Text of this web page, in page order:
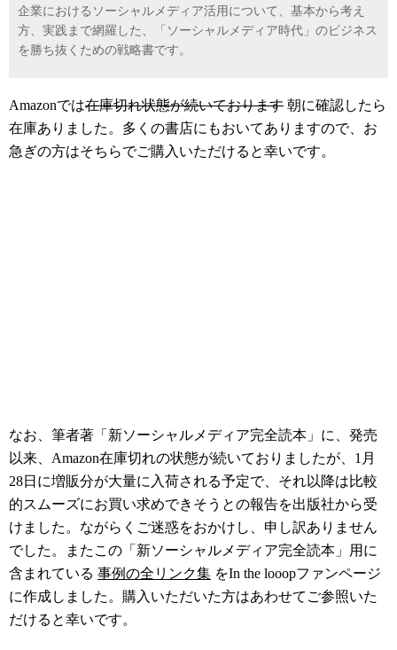
企業におけるソーシャルメディア活用について、基本から考え
方、実践まで網羅した、「ソーシャルメディア時代」のビジネス
を勝ち抜くための戦略書です。
Amazonでは在庫切れ状態が続いております 朝に確認したら
在庫ありました。多くの書店にもおいてありますので、お
急ぎの方はそちらでご購入いただけると幸いです。
なお、筆者著「新ソーシャルメディア完全読本」に、発売
以来、Amazon在庫切れの状態が続いておりましたが、1月
28日に増販分が大量に入荷される予定で、それ以降は比較
的スムーズにお買い求めできそうとの報告を出版社から受
けました。ながらくご迷惑をおかけし、申し訳ありません
でした。またこの「新ソーシャルメディア完全読本」用に
含まれている 事例の全リンク集 をIn the looopファンページ
に作成しました。購入いただいた方はあわせてご参照いた
だけると幸いです。